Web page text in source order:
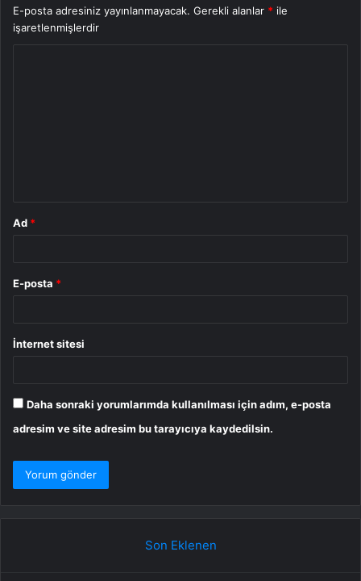
E-posta adresiniz yayınlanmayacak. Gerekli alanlar * ile
işaretlenmişlerdir
Ad *
E-posta *
İnternet sitesi
Daha sonraki yorumlarımda kullanılması için adım, e-posta
adresim ve site adresim bu tarayıcıya kaydedilsin.
Son Eklenen